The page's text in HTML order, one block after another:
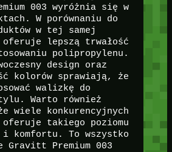
003 wyróżnia się w
W porównaniu do
w tej samej
lepszą trwałość
polipropylenu.
design oraz
kolorów sprawiają, że
walizkę do
Warto również
wiele konkurencyjnych
takiego poziomu
i komfortu. To wszystko
Gravitt Premium 003